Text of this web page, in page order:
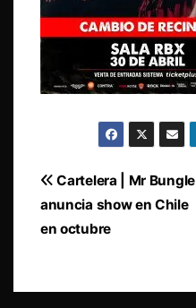
Navegación
de
Cartelera | Mr Bungle
anuncia show en Chile
en octubre